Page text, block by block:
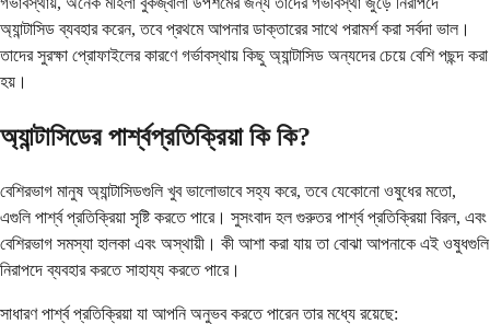
অ্যান্টাসিড ব্যবহার করেন, তবে প্রথমে আপনার ডাক্তারের সাথে পরামর্শ করা সর্বদা ভাল।
তাদের সুরক্ষা প্রোফাইলের কারণে গর্ভাবস্থায় কিছু অ্যান্টাসিড অন্যদের চেয়ে বেশি পছন্দ করা
হয়।
অ্যান্টাসিডের পার্শ্বপ্রতিক্রিয়া কি কি?
বেশিরভাগ মানুষ অ্যান্টাসিডগুলি খুব ভালোভাবে সহ্য করে, তবে যেকোনো ওষুধের মতো,
এগুলি পার্শ্ব প্রতিক্রিয়া সৃষ্টি করতে পারে। সুসংবাদ হল গুরুতর পার্শ্ব প্রতিক্রিয়া বিরল, এবং
বেশিরভাগ সমস্যা হালকা এবং অস্থায়ী। কী আশা করা যায় তা বোঝা আপনাকে এই ওষুধগুলি
নিরাপদে ব্যবহার করতে সাহায্য করতে পারে।
সাধারণ পার্শ্ব প্রতিক্রিয়া যা আপনি অনুভব করতে পারেন তার মধ্যে রয়েছে: